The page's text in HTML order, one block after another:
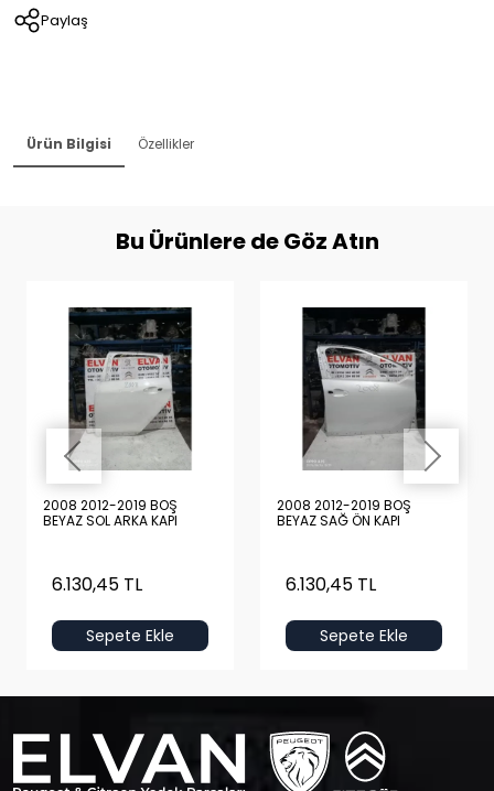
Paylaş
Ürün Bilgisi Özellikler
Bu Ürünlere de Göz Atın
2008 2012-2019 BOŞ
BEYAZ SOL ARKA KAPI
6.130,45 TL
Sepete Ekle
2008 2012-2019 BOŞ
BEYAZ SAĞ ÖN KAPI
6.130,45 TL
Sepete Ekle